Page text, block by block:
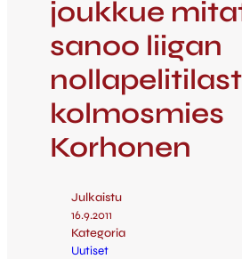
joukkue
sanoo liigan
kolmosmies
Korhonen
Julkaistu
16.9.2011
Kategoria
Uutiset